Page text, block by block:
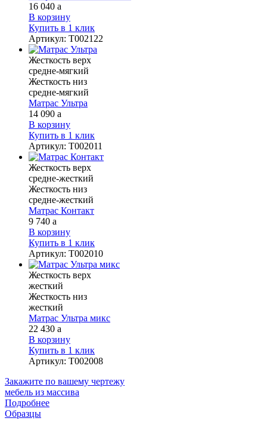
16 040 a
В корзину
Купить в 1 клик
Артикул: Т002122
Жесткость верх
средне-мягкий
Жесткость низ
средне-мягкий
Матрас Ультра
14 090 a
В корзину
Купить в 1 клик
Артикул: Т002011
Жесткость верх
средне-жесткий
Жесткость низ
средне-жесткий
Матрас Контакт
9 740 a
В корзину
Купить в 1 клик
Артикул: Т002010
Жесткость верх
жесткий
Жесткость низ
жесткий
Матрас Ультра микс
22 430 a
В корзину
Купить в 1 клик
Артикул: Т002008
Закажите по вашему чертежу
мебель из массива
Подробнее
Образцы